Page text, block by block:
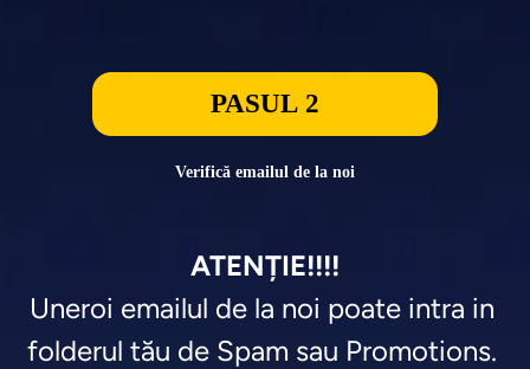
PASUL 2
Verifică emailul de la noi
ATENȚIE!!!!
Uneroi emailul de la noi poate intra in
folderul tău de Spam sau Promotions.